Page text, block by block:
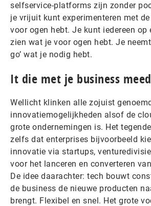
selfservice-platforms zijn zonder
je vrijuit kunt experimenteren met
voor ogen hebt. Je kunt iedereen op
zien wat je voor ogen hebt. Je
go’ wat je nodig hebt.
It die met je business
Wellicht klinken alle zojuist
innovatiemogelijkheden alsof de
grote ondernemingen is. Het
zelfs dat enterprises bijvoorbeeld
innovatie via startups,
voor het lanceren en converteren
De idee daarachter: tech bouwt
de business de nieuwe producten
brengt. Flexibel en snel. Het grote